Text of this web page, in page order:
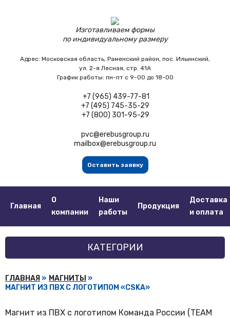
Изготавливаем формы
по индивидуальному размеру
Адрес: Московская область, Раменский район, пос. Ильинский,
ул. 2-я Лесная, стр. 41А
График работы: пн-пт с 9-00 до 18-00
+7 (965) 439-77-81
+7 (495) 745-35-29
+7 (800) 301-95-29
pvc@erebusgroup.ru
mailbox@erebusgroup.ru
Оставить заявку
Главная
О
компании
Наши
работы
Продукция
Доставка
и оплата
КАТЕГОРИИ
ГЛАВНАЯ » МАГНИТЫ »
МАГНИТ ИЗ ПВХ С ЛОГОТИПОМ «CSKA»
Магнит из ПВХ с логотипом Команда России (TEAM